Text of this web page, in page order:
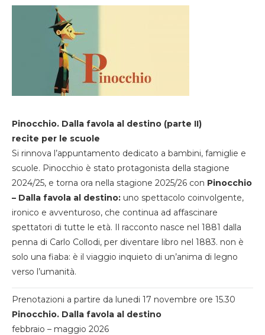
Pinocchio. Dalla favola al destino (parte II)
recite per le scuole
Si rinnova l’appuntamento dedicato a bambini, famiglie e
scuole. Pinocchio è stato protagonista della stagione
2024/25, e torna ora nella stagione 2025/26 con Pinocchio
– Dalla favola al destino: uno spettacolo coinvolgente,
ironico e avventuroso, che continua ad affascinare
spettatori di tutte le età. Il racconto nasce nel 1881 dalla
penna di Carlo Collodi, per diventare libro nel 1883. non è
solo una fiaba: è il viaggio inquieto di un’anima di legno
verso l’umanità.
Prenotazioni a partire da lunedi 17 novembre ore 15.30
Pinocchio. Dalla favola al destino
febbraio – maggio 2026